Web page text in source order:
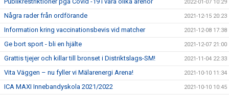
2022-01-07 10:29
Några rader från ordförande 2021-12-15 20:23
Information kring vaccinationsbevis vid matcher 2021-12-08 17:38
Ge bort sport - bli en hjälte 2021-12-07 21:00
Grattis tjejer och killar till bronset i Distriktslags-SM! 2021-11-04 22:33
Vita Väggen – nu fyller vi Mälarenergi Arena! 2021-10-10 11:34
ICA MAXI Innebandyskola 2021/2022 2021-10-10 10:45